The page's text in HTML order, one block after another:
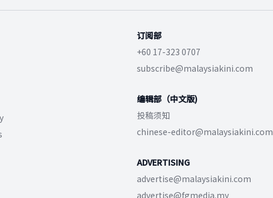
订阅部
+60 17-323 0707
subscribe@malaysiakini.com
编辑部（中文版)
投稿须知
chinese-editor@malaysiakini.com
ADVERTISING
advertise@malaysiakini.com
advertise@fgmedia.my